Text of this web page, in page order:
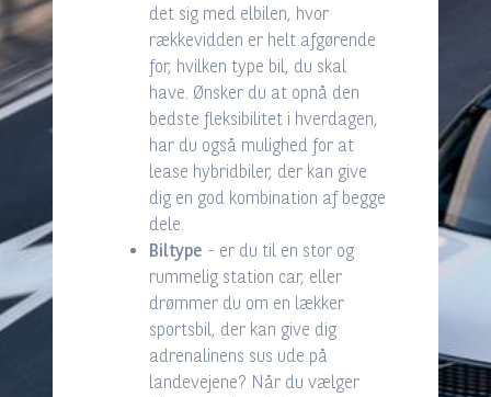
det sig med elbilen, hvor
rækkevidden er helt afgørende
for, hvilken type bil, du skal
have. Ønsker du at opnå den
bedste fleksibilitet i hverdagen,
har du også mulighed for at
lease hybridbiler, der kan give
dig en god kombination af begge
dele.
Biltype - er du til en stor og
rummelig station car, eller
drømmer du om en lækker
sportsbil, der kan give dig
adrenalinens sus ude på
landevejene? Når du vælger